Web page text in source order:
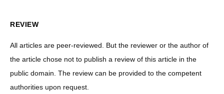
REVIEW
All articles are peer-reviewed. But the reviewer or the author of
the article chose not to publish a review of this article in the
public domain. The review can be provided to the competent
authorities upon request.